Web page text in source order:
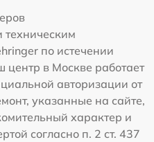
по истечении
центр в Москве работает
авторизации от
указанные на сайте,
характер и
согласно п. 2 ст. 437